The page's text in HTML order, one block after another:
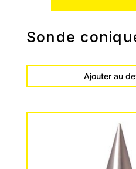
Sonde
Ajouter au